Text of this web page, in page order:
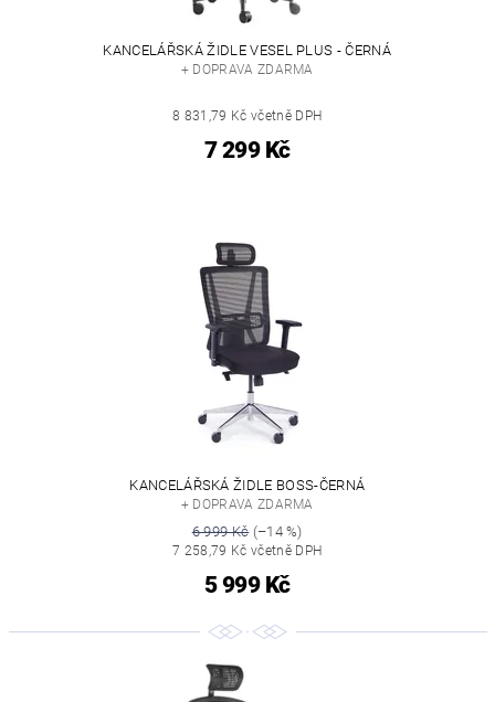
KANCELÁŘSKÁ ŽIDLE VESEL PLUS - ČERNÁ
+ DOPRAVA ZDARMA
8 831,79 Kč včetně DPH
7 299 Kč
KANCELÁŘSKÁ ŽIDLE BOSS-ČERNÁ
+ DOPRAVA ZDARMA
6 999 Kč(–14 %)
7 258,79 Kč včetně DPH
5 999 Kč